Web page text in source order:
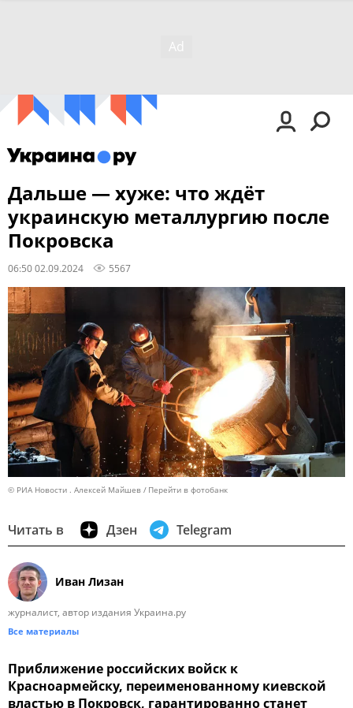
Дальше — хуже: что ждёт
украинскую металлургию после
Покровска
06:50 02.09.2024 5567
© РИА Новости . Алексей Майшев Перейти в фотобанк
Читать в Дзен Telegram
Иван Лизан
журналист, автор издания Украина.ру
Все материалы
Приближение российских войск к
Красноармейску, переименованному киевской
властью в Покровск, гарантированно станет